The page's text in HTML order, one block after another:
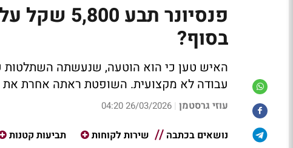
פנסיונר
בסוף?
האיש טען כי הוא הוטעה, שנעשתה השתלטות
עבודה לא מקצועית. השופטת ראתה אחרת את
עוזי גרסטמן |
26/03/2026 04:20
נושאים בכתבה
שירות לקוחות תביעות קטנות